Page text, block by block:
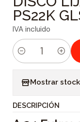
PS22K
IVA incluido
C
i
Mostrar
DESCRIPCIÓN